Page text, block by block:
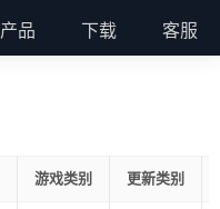
产品 下载 客服
游戏类别 更新类别